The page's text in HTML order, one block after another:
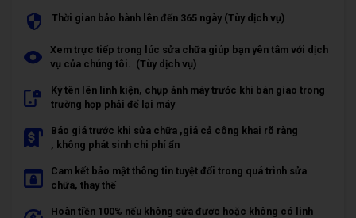
Thời gian bảo hành lên đến 365 ngày (Tùy dịch vụ)
Xem trực tiếp trong lúc sửa chữa giúp bạn yên tâm với dịch
vụ của chúng tôi. (Tùy dịch vụ)
Ký tên lên linh kiện, chụp ảnh máy trước khi bàn giao trong
trường hợp phải để lại máy
Báo giá trước khi sửa chữa ,giá cả công khai rõ ràng
, không phát sinh chi phí ẩn
Cam kết bảo mật thông tin tuyệt đối trong quá trình sửa
chữa, thay thế
Hoàn tiền 100% nếu không sửa được hoặc không có linh